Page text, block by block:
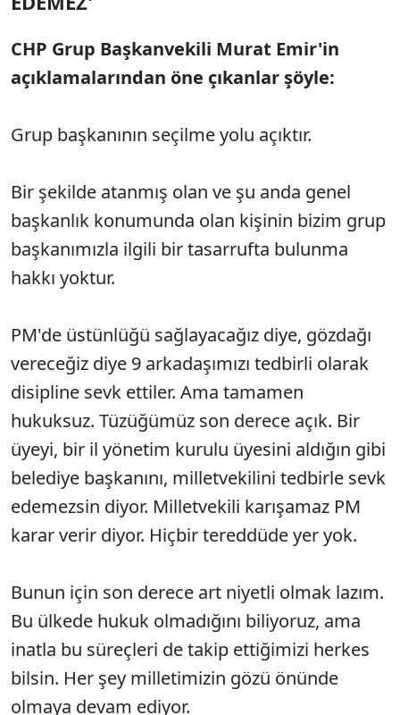
CHP Grup Başkanvekili Murat Emir'in
açıklamalarından öne çıkanlar şöyle:
Grup başkanının seçilme yolu açıktır.
Bir şekilde atanmış olan ve şu anda genel
başkanlık konumunda olan kişinin bizim grup
başkanımızla ilgili bir tasarrufta bulunma
hakkı yoktur.
PM'de üstünlüğü sağlayacağız diye, gözdağı
vereceğiz diye 9 arkadaşımızı tedbirli olarak
disipline sevk ettiler. Ama tamamen
hukuksuz. Tüzüğümüz son derece açık. Bir
üyeyi, bir il yönetim kurulu üyesini aldığın gibi
belediye başkanını, milletvekilini tedbirle sevk
edemezsin diyor. Milletvekili karışamaz PM
karar verir diyor. Hiçbir tereddüde yer yok.
Bunun için son derece art niyetli olmak lazım.
Bu ülkede hukuk olmadığını biliyoruz, ama
inatla bu süreçleri de takip ettiğimizi herkes
bilsin. Her şey milletimizin gözü önünde
olmaya devam ediyor.